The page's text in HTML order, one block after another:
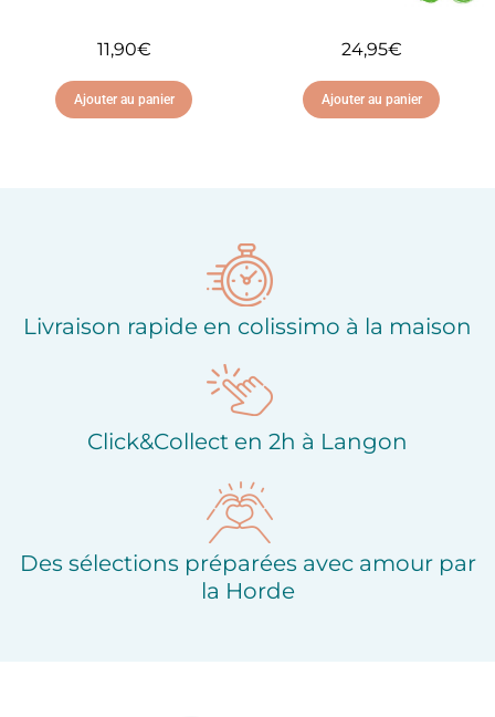
11,90€
Ajouter au panier
24,95€
Ajouter au panier
Livraison rapide en colissimo à la maison
Click&Collect en 2h à Langon
Des sélections préparées avec amour par
la Horde